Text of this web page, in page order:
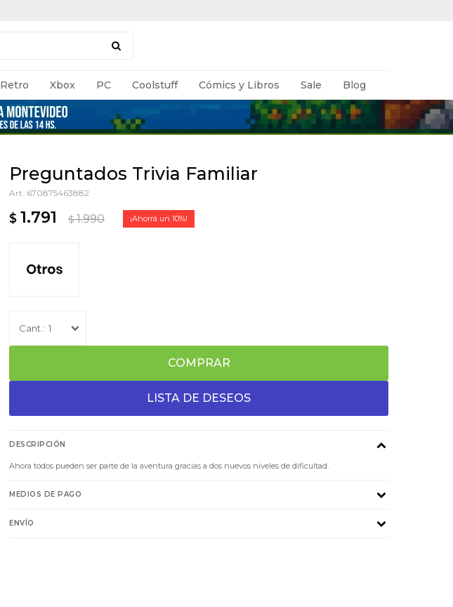
Retro Xbox PC Coolstuff Cómics y Libros Sale Blog
Preguntados Trivia Familiar
670875463882
$ 1.791 $ 1.990 10
1
COMPRAR
DESCRIPCIÓN
Ahora todos pueden ser parte de la aventura gracias a dos nuevos niveles de dificultad.
MEDIOS DE PAGO
ENVÍO